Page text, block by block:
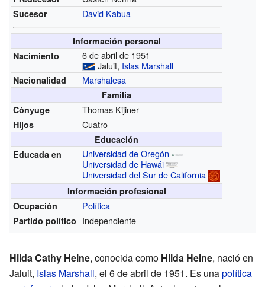
Sucesor David Kabua
Información personal
Nacimiento
6 de abril de 1951
Jaluit, Islas Marshall
Nacionalidad Marshalesa
Familia
Cónyuge
Thomas Kijiner
Hijos Cuatro
Educación
Educada en
Universidad de Oregón
Universidad de Hawái
Universidad del Sur de California
Información profesional
Ocupación
Política
Partido político Independiente
Hilda Cathy Heine, conocida como Hilda Heine, nació en
Jaluit, Islas Marshall, el 6 de abril de 1951. Es unapolítica